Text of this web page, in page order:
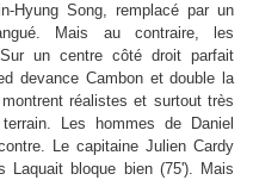
Hyung Song, remplacé par un
Mais au contraire, les
un centre côté droit parfait
devance Cambon et double la
réalistes et surtout très
Les hommes de Daniel
Le capitaine Julien Cardy
bloque bien (75'). Mais